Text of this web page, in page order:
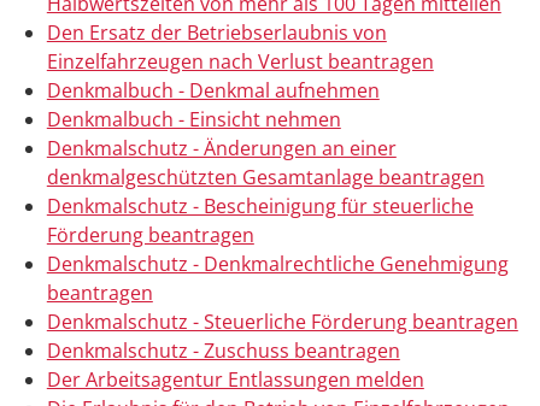
Den Ersatz der Betriebserlaubnis von
Einzelfahrzeugen nach Verlust beantragen
Denkmalbuch - Denkmal aufnehmen
Denkmalbuch - Einsicht nehmen
Denkmalschutz - Änderungen an einer
denkmalgeschützten Gesamtanlage beantragen
Denkmalschutz - Bescheinigung für steuerliche
Förderung beantragen
Denkmalschutz - Denkmalrechtliche Genehmigung
beantragen
Denkmalschutz - Steuerliche Förderung beantragen
Denkmalschutz - Zuschuss beantragen
Der Arbeitsagentur Entlassungen melden